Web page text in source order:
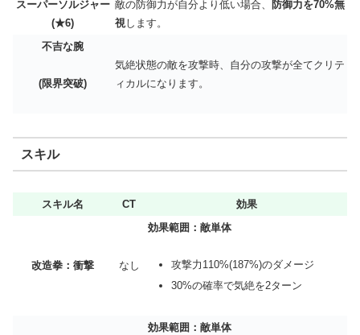
スーパーソルジャー
(★6)
敵の防御力が自分より低い場合、
防御力を70%無
視します。
不吉な腕
(限界突破)
気絶状態の敵を攻撃時、自分の攻撃が全てクリテ
ィカルになります。
スキル
スキル名 CT 効果
改造拳：衝撃 なし
効果範囲：敵単体
攻撃力110%(187%)のダメージ
30%の確率で気絶を2ターン
効果範囲：敵単体